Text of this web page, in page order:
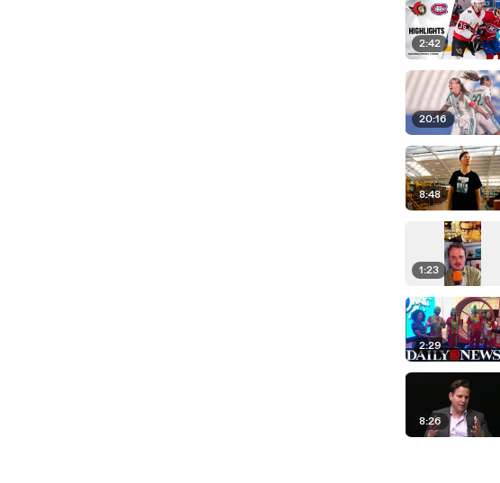
2:42
20:16
8:48
1:23
2:29
8:26